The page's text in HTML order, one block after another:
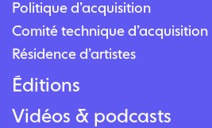
Politique d’acquisition
Comité technique d’acquisition
Résidence d’artistes
Éditions
Vidéos & podcasts